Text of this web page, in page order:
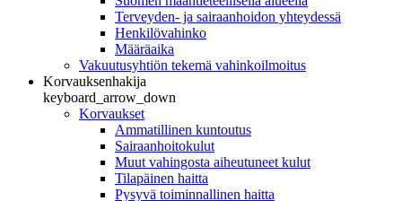
Terveyden- ja sairaanhoidon yhteydessä
Henkilövahinko
Määräaika
Vakuutusyhtiön tekemä vahinkoilmoitus
Korvauksenhakija
keyboard_arrow_down
Korvaukset
Ammatillinen kuntoutus
Sairaanhoitokulut
Muut vahingosta aiheutuneet kulut
Tilapäinen haitta
Pysyvä toiminnallinen haitta